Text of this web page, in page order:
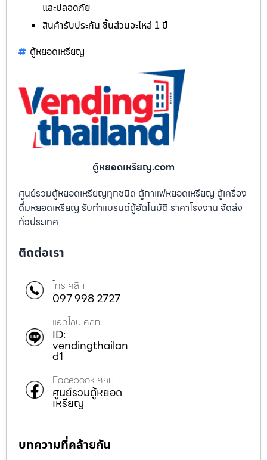
และปลอดภัย
สินค้ารับประกัน ชิ้นส่วนอะไหล่ 1 ปี
ตู้หยอดเหรียญ
ตู้หยอดเหรียญ.com
ศูนย์รวมตู้หยอดเหรียญทุกชนิด ตู้กาแฟหยอดเหรียญ ตู้เครื่อง
ดื่มหยอดเหรียญ รับทำแบรนด์ตู้อัตโนมัติ ราคาโรงงาน จัดส่ง
ทั่วประเทศ
ติดต่อเรา
โทร คลิก
097 998 2727
แอดไลน์ คลิก
ID:
vendingthailan
d1
Facebook คลิก
ศูนย์รวมตู้หยอด
เหรียญ
บทความที่คล้ายกัน